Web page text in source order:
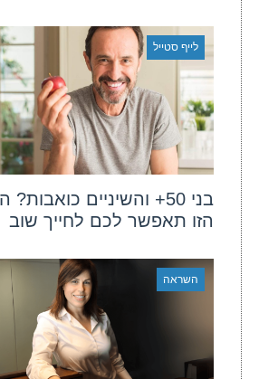
לייף סטייל
בני 50+ והשיניים
הזו תאפשר לכם לחייך שוב
השראה